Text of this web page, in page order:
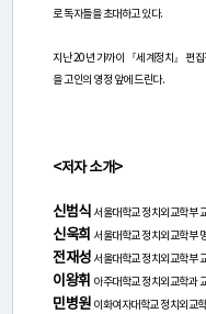
로 독자들을 초대하고 있다.
지난 20년 가까이 『세계정치』 편
을 고인의 영정 앞에 드린다.
<저자 소개>
신범식서울대학교 정치외교학부
신욱희서울대학교 정치외교학부
전재성서울대학교 정치외교학부
이왕휘 아주대학교 정치외교학과
민병원 이화여자대학교 정치외교